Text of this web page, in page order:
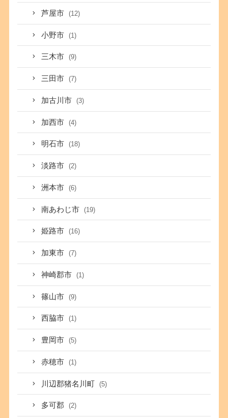
芦屋市 (12)
小野市 (1)
三木市 (9)
三田市 (7)
加古川市 (3)
加西市 (4)
明石市 (18)
淡路市 (2)
洲本市 (6)
南あわじ市 (19)
姫路市 (16)
加東市 (7)
神崎郡市 (1)
篠山市 (9)
西脇市 (1)
豊岡市 (5)
赤穂市 (1)
川辺郡猪名川町 (5)
多可郡 (2)